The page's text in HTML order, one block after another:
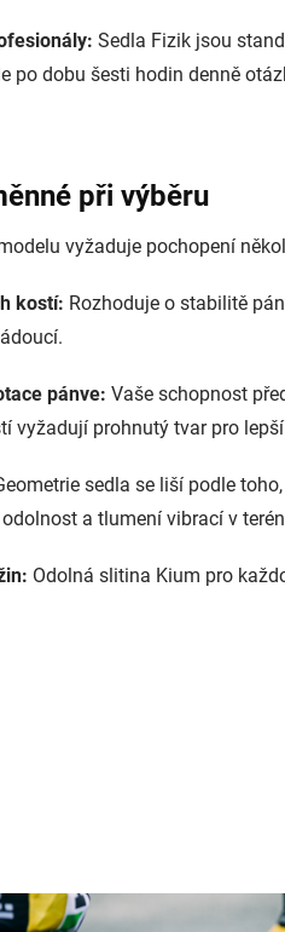
Sedla Fizik jsou
po dobu šesti hodin denně
při výběru
vyžaduje pochopení
kostí: Rozhoduje o stabilitě
pánve: Vaše schopnost
vyžadují prohnutý tvar pro
sedla se liší podle
a tlumení vibrací v
Odolná slitina Kium pro